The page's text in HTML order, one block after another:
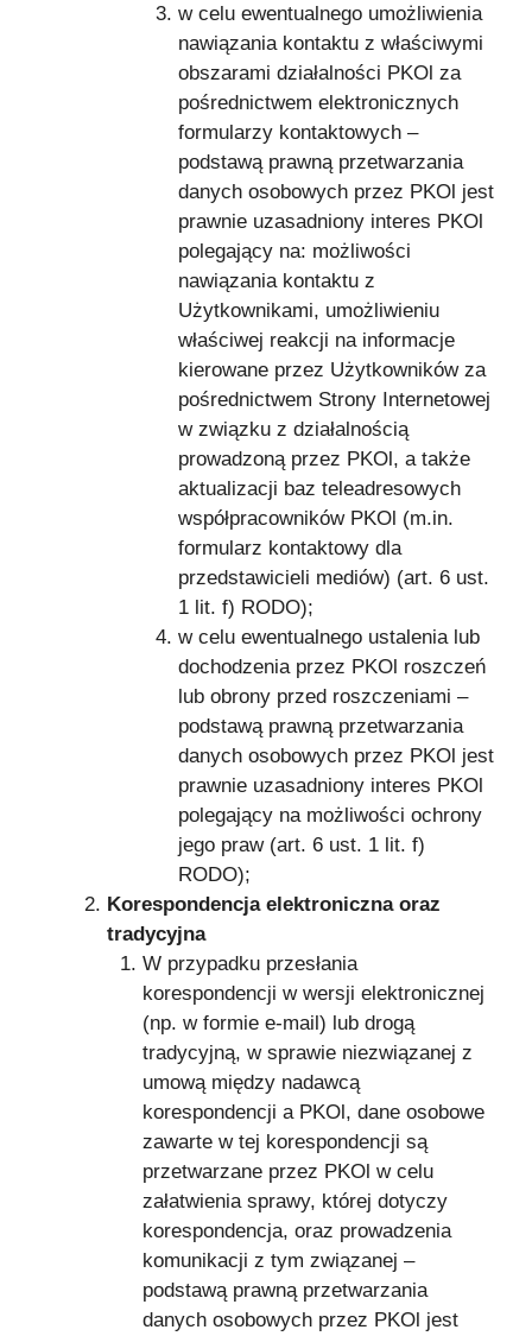
w celu ewentualnego umożliwienia
nawiązania kontaktu z właściwymi
obszarami działalności PKOl za
pośrednictwem elektronicznych
formularzy kontaktowych –
podstawą prawną przetwarzania
danych osobowych przez PKOl jest
prawnie uzasadniony interes PKOl
polegający na: możliwości
nawiązania kontaktu z
Użytkownikami, umożliwieniu
właściwej reakcji na informacje
kierowane przez Użytkowników za
pośrednictwem Strony Internetowej
w związku z działalnością
prowadzoną przez PKOl, a także
aktualizacji baz teleadresowych
współpracowników PKOl (m.in.
formularz kontaktowy dla
przedstawicieli mediów) (art. 6 ust.
1 lit. f) RODO);
w celu ewentualnego ustalenia lub
dochodzenia przez PKOl roszczeń
lub obrony przed roszczeniami –
podstawą prawną przetwarzania
danych osobowych przez PKOl jest
prawnie uzasadniony interes PKOl
polegający na możliwości ochrony
jego praw (art. 6 ust. 1 lit. f)
RODO);
Korespondencja elektroniczna oraz
tradycyjna
W przypadku przesłania
korespondencji w wersji elektronicznej
(np. w formie e-mail) lub drogą
tradycyjną, w sprawie niezwiązanej z
umową między nadawcą
korespondencji a PKOl, dane osobowe
zawarte w tej korespondencji są
przetwarzane przez PKOl w celu
załatwienia sprawy, której dotyczy
korespondencja, oraz prowadzenia
komunikacji z tym związanej –
podstawą prawną przetwarzania
danych osobowych przez PKOl jest